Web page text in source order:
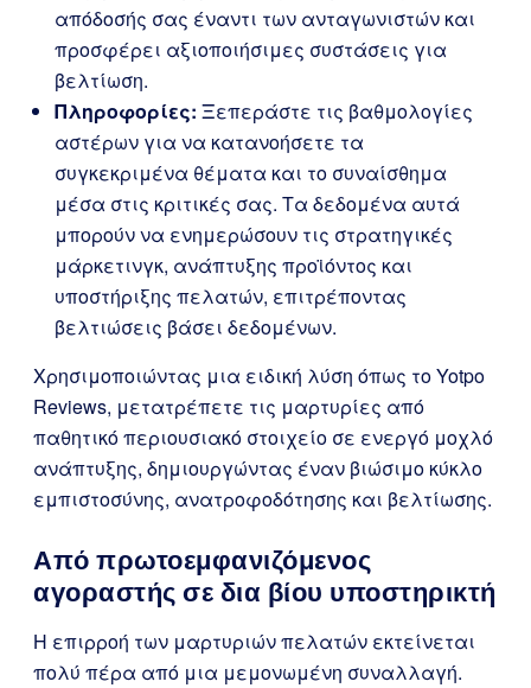
απόδοσής σας έναντι των ανταγωνιστών και
προσφέρει αξιοποιήσιμες συστάσεις για
βελτίωση.
Πληροφορίες: Ξεπεράστε τις βαθμολογίες
αστέρων για να κατανοήσετε τα
συγκεκριμένα θέματα και το συναίσθημα
μέσα στις κριτικές σας. Τα δεδομένα αυτά
μπορούν να ενημερώσουν τις στρατηγικές
μάρκετινγκ, ανάπτυξης προϊόντος και
υποστήριξης πελατών, επιτρέποντας
βελτιώσεις βάσει δεδομένων.
Χρησιμοποιώντας μια ειδική λύση όπως το Yotpo
Reviews, μετατρέπετε τις μαρτυρίες από
παθητικό περιουσιακό στοιχείο σε ενεργό μοχλό
ανάπτυξης, δημιουργώντας έναν βιώσιμο κύκλο
εμπιστοσύνης, ανατροφοδότησης και βελτίωσης.
Από πρωτοεμφανιζόμενος
αγοραστής σε δια βίου υποστηρικτή
Η επιρροή των μαρτυριών πελατών εκτείνεται
πολύ πέρα από μια μεμονωμένη συναλλαγή.